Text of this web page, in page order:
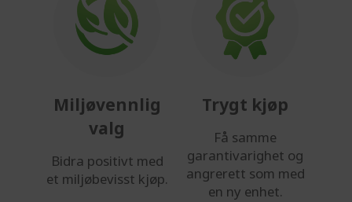
Miljøvennlig
valg
Bidra positivt med
et miljøbevisst kjøp.
Trygt kjøp
Få samme
garantivarighet og
angrerett som med
en ny enhet.